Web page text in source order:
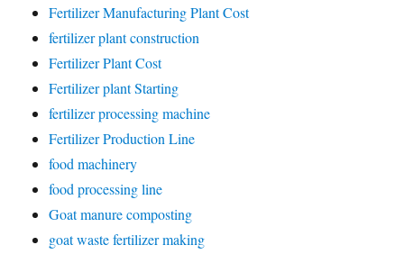
Fertilizer Manufacturing Plant Cost
fertilizer plant construction
Fertilizer Plant Cost
Fertilizer plant Starting
fertilizer processing machine
Fertilizer Production Line
food machinery
food processing line
Goat manure composting
goat waste fertilizer making